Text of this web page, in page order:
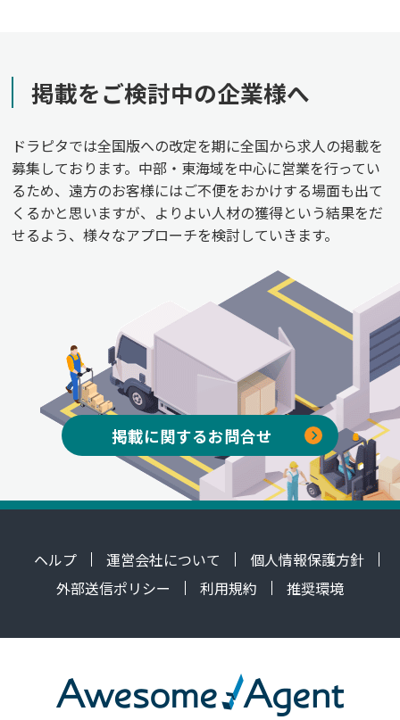
掲載をご検討中の企業様へ
ドラピタでは全国版への改定を期に全国から求人の掲載を
募集しております。中部・東海域を中心に営業を行ってい
るため、遠方のお客様にはご不便をおかけする場面も出て
くるかと思いますが、よりよい人材の獲得という結果をだ
せるよう、様々なアプローチを検討していきます。
掲載に関するお問合せ
ヘルプ 運営会社について
個人情報保護方針
外部送信ポリシー
利用規約 推奨環境